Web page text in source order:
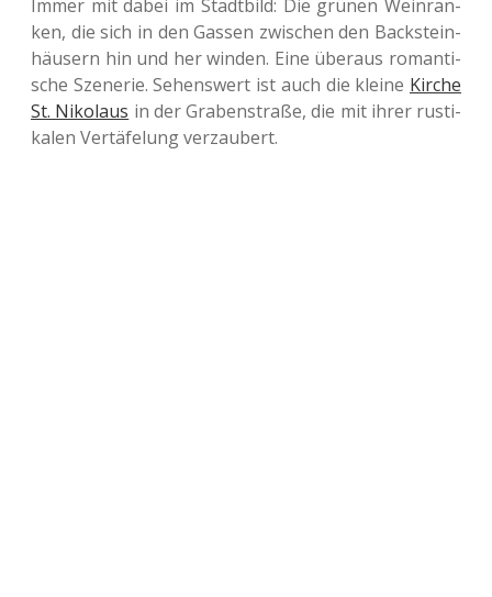
Immer mit dabei im Stadt­bild: Die grünen Wein­ran­
ken, die sich in den Gassen zwi­schen den Back­stein­
häu­sern hin und her winden. Eine über­aus roman­ti­
sche Sze­ne­rie. Sehens­wert ist auch die kleine Kirche
St. Niko­laus in der Gra­ben­stra­ße, die mit ihrer rus­ti­
ka­len Ver­tä­fe­lung verzaubert.